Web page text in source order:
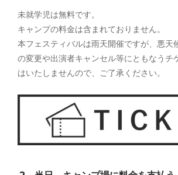
未就学児は無料です。
キャンプの料金は含まれておりません。
本フェスティバルは雨天開催ですが、悪天
の変更や出演者キャンセル等にともなうチ
はいたしませんので、ご了承ください。